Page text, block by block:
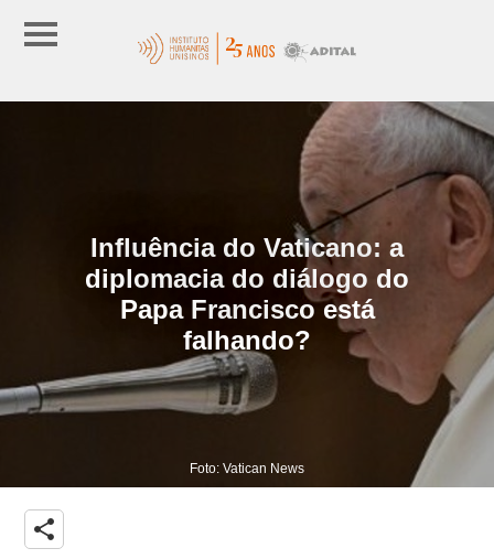
Influência do Vaticano: a
diplomacia do diálogo do
Papa Francisco está
falhando?
Foto: Vatican News
share